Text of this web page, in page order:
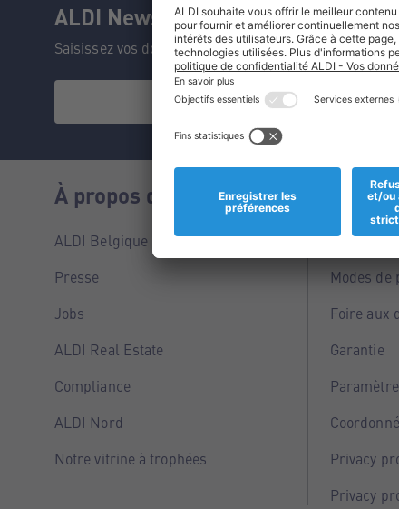
ALDI Newsletter
Saisissez vos données et ne manquez aucune de nos
À propos de nous
ALDI Belgique
Presse
Jobs
ALDI Real Estate
Compliance
ALDI Nord
Notre vitrine à trophées
Magasins
Modes de
Foire aux
Garantie
Privacy
Privacy